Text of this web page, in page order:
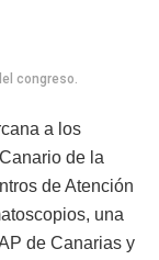
congreso.
a los
de la
de Atención
una
de Canarias y